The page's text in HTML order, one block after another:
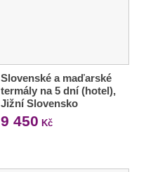
Slovenské a maďarské
termály na 5 dní (hotel),
Jižní Slovensko
9 450 Kč